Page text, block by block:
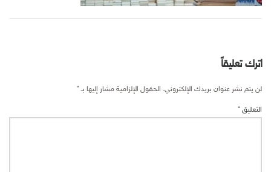
اترك تعليقاً
لن يتم نشر عنوان بريدك الإلكتروني. الحقول الإلزامية مشار إليها بـ*
التعليق *